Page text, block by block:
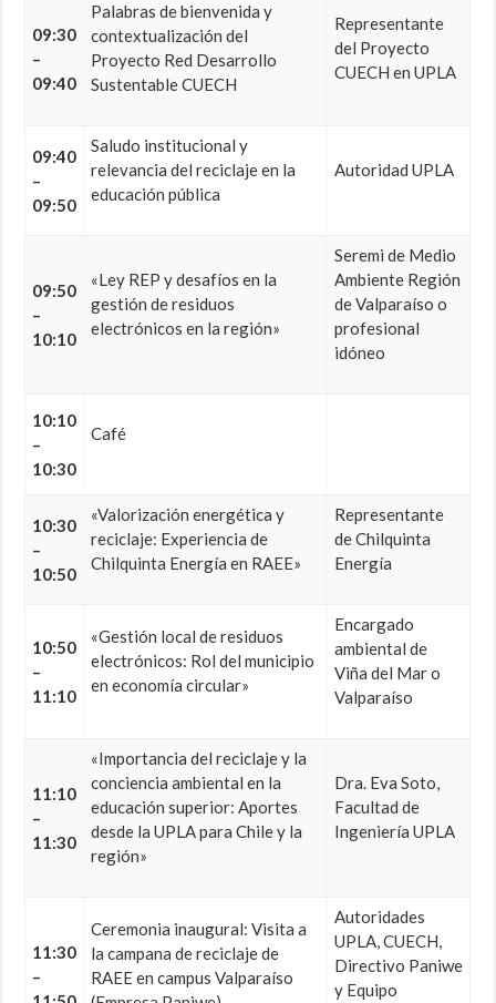
09:30
–
09:40
Palabras de bienvenida y
contextualización del
Proyecto Red Desarrollo
Sustentable CUECH
Representante
del Proyecto
CUECH en UPLA
09:40
–
09:50
Saludo institucional y
relevancia del reciclaje en la
educación pública
Autoridad UPLA
09:50
–
10:10
«Ley REP y desafíos en la
gestión de residuos
electrónicos en la región»
Seremi de Medio
Ambiente Región
de Valparaíso o
profesional
idóneo
10:10
–
10:30
Café
10:30
–
10:50
«Valorización energética y
reciclaje: Experiencia de
Chilquinta Energía en RAEE»
Representante
de Chilquinta
Energía
10:50
–
11:10
«Gestión local de residuos
electrónicos: Rol del municipio
en economía circular»
Encargado
ambiental de
Viña del Mar o
Valparaíso
11:10
–
11:30
«Importancia del reciclaje y la
conciencia ambiental en la
educación superior: Aportes
desde la UPLA para Chile y la
región»
Dra. Eva Soto,
Facultad de
Ingeniería UPLA
11:30
–
Ceremonia inaugural: Visita a
la campana de reciclaje de
RAEE en campus Valparaíso
Autoridades
UPLA, CUECH,
Directivo Paniwe
y Equipo